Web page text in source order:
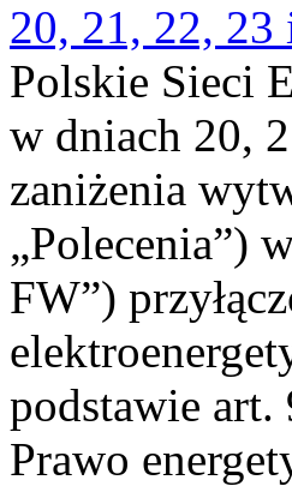
20, 21, 22,
Polskie Sieci
w dniach 20,
zaniżenia
„Polecenia”)
FW”)
podstawie
Prawo